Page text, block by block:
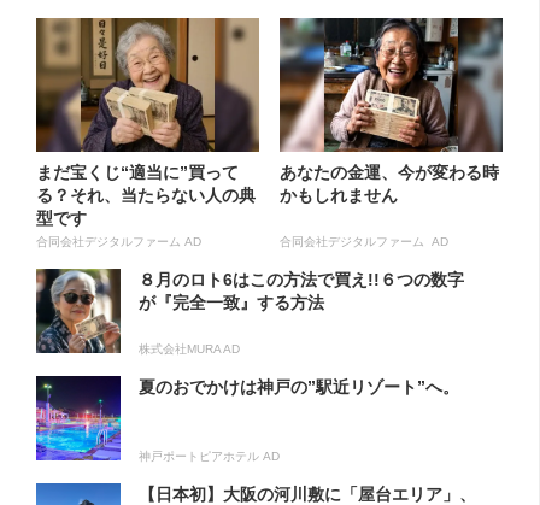
まだ宝くじ“適当に”買って
る？それ、当たらない人の典
型です
合同会社デジタルファーム AD
あなたの金運、今が変わる時
かもしれません
合同会社デジタルファーム AD
８月のロト6はこの方法で買え!!６つの数字
が『完全一致』する方法
株式会社MURA AD
夏のおでかけは神戸の”駅近リゾート”へ。
神戸ポートピアホテル AD
【日本初】大阪の河川敷に「屋台エリア」、